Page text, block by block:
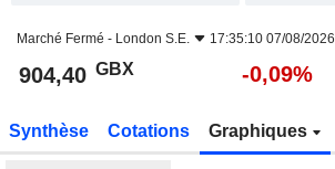
Marché Fermé - London S.E. 17:35:10 07/08/2026
904,40 GBX -0,09%
Synthèse Cotations Graphiques